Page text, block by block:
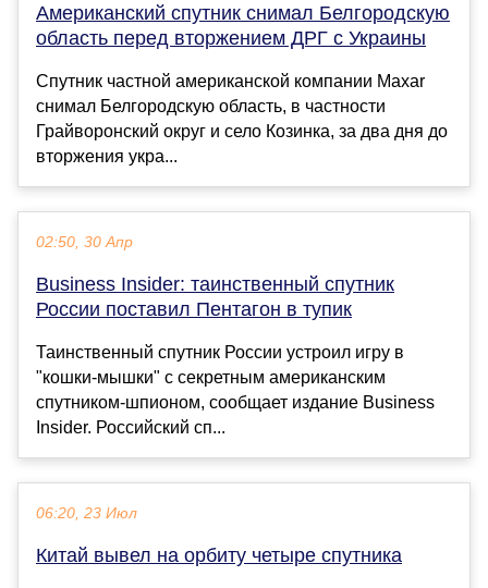
Американский спутник снимал Белгородскую
область перед вторжением ДРГ с Украины
Спутник частной американской компании Maxar
снимал Белгородскую область, в частности
Грайворонский округ и село Козинка, за два дня до
вторжения укра...
02:50, 30 Апр
Business Insider: таинственный спутник
России поставил Пентагон в тупик
Таинственный спутник России устроил игру в
"кошки-мышки" с секретным американским
спутником-шпионом, сообщает издание Business
Insider. Российский сп...
06:20, 23 Июл
Китай вывел на орбиту четыре спутника